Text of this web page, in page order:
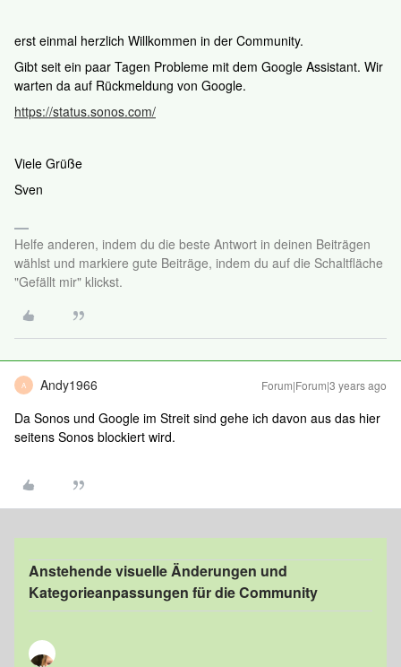
erst einmal herzlich Willkommen in der Community.
Gibt seit ein paar Tagen Probleme mit dem Google Assistant. Wir
warten da auf Rückmeldung von Google.
https://status.sonos.com/
Viele Grüße
Sven
Helfe anderen, indem du die beste Antwort in deinen Beiträgen
wählst und markiere gute Beiträge, indem du auf die Schaltfläche
"Gefällt mir" klickst.
A Andy1966 Forum|Forum|3 years ago
Da Sonos und Google im Streit sind gehe ich davon aus das hier
seitens Sonos blockiert wird.
Anstehende visuelle Änderungen und
Kategorieanpassungen für die Community